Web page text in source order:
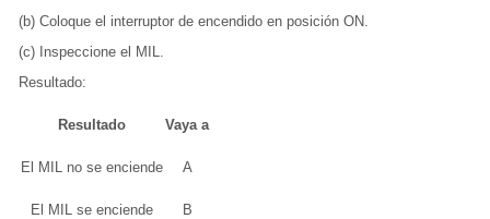
(b) Coloque el interruptor de encendido en posición ON.
(c) Inspeccione el MIL.
Resultado:
Resultado Vaya a
El MIL no se enciende A
El MIL se enciende B